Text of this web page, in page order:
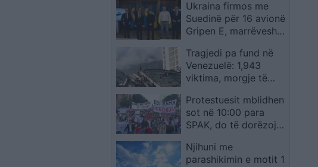
Ukraina firmos me
Suedinë për 16 avionë
Gripen E, marrëveshja
dollarë
Tragjedi pa fund në
Venezuelë: 1,943
viktima, morgje të
përplasje për një pako
ushqimi
Protestuesit mblidhen
sot në 10:00 para
SPAK, do të dorëzojnë
kërkohet dorëheqja e
Ramës
Njihuni me
parashikimin e motit 1